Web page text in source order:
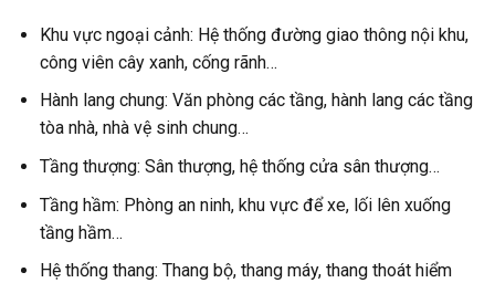
Khu vực ngoại cảnh: Hệ thống đường giao thông nội khu,
công viên cây xanh, cống rãnh…
Hành lang chung: Văn phòng các tầng, hành lang các tầng
tòa nhà, nhà vệ sinh chung…
Tầng thượng: Sân thượng, hệ thống cửa sân thượng…
Tầng hầm: Phòng an ninh, khu vực để xe, lối lên xuống
tầng hầm…
Hệ thống thang: Thang bộ, thang máy, thang thoát hiểm